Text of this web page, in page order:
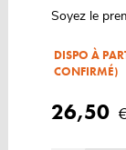
Soyez le
DISPO À
CONFIRMÉ)
26,50